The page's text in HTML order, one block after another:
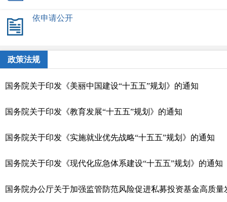
依申请公开
政策法规
国务院关于印发《美丽中国建设“十五五”规划》的通知
国务院关于印发《教育发展“十五五”规划》的通知
国务院关于印发《实施就业优先战略“十五五”规划》的通知
国务院关于印发《现代化应急体系建设“十五五”规划》的通知
国务院办公厅关于加强监管防范风险促进私募投资基金高质量